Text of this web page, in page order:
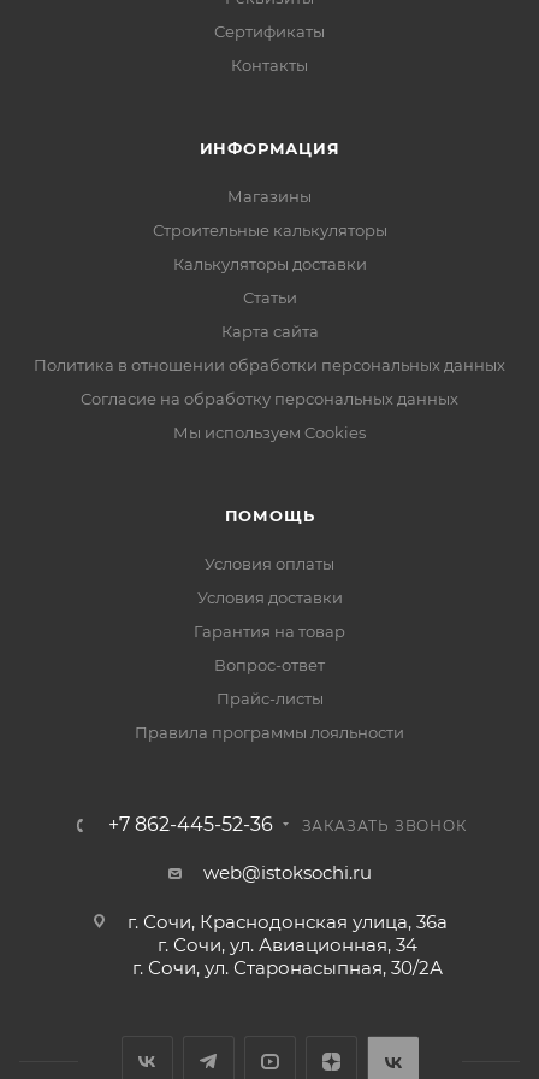
Сертификаты
Контакты
ИНФОРМАЦИЯ
Магазины
Строительные калькуляторы
Калькуляторы доставки
Статьи
Карта сайта
Политика в отношении обработки персональных данных
Согласие на обработку персональных данных
Мы используем Cookies
ПОМОЩЬ
Условия оплаты
Условия доставки
Гарантия на товар
Вопрос-ответ
Прайс-листы
Правила программы лояльности
+7 862-445-52-36 ЗАКАЗАТЬ ЗВОНОК
web@istoksochi.ru
г. Сочи, Краснодонская улица, 36а
г. Сочи, ул. Авиационная, 34
г. Сочи, ул. Старонасыпная, 30/2А